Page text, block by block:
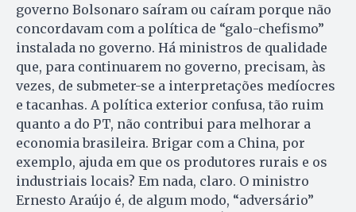
governo Bolsonaro saíram ou caíram porque não
concordavam com a política de “galo-chefismo”
instalada no governo. Há ministros de qualidade
que, para continuarem no governo, precisam, às
vezes, de submeter-se a interpretações medíocres
e tacanhas. A política exterior confusa, tão ruim
quanto a do PT, não contribui para melhorar a
economia brasileira. Brigar com a China, por
exemplo, ajuda em que os produtores rurais e os
industriais locais? Em nada, claro. O ministro
Ernesto Araújo é, de algum modo, “adversário”